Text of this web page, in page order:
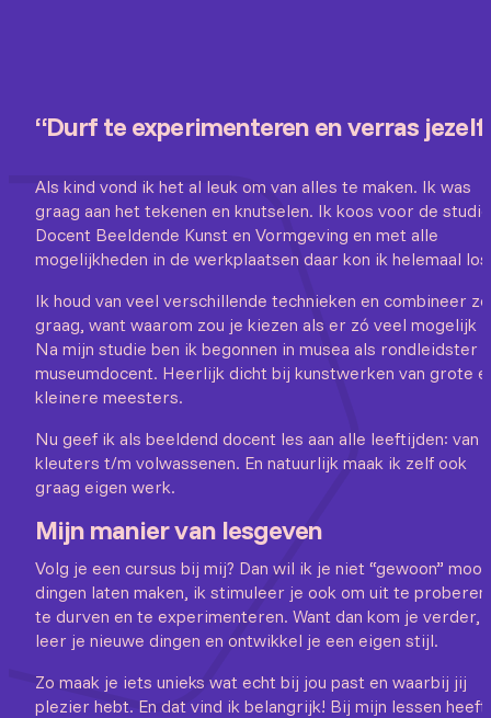
“Durf te experimenteren en verras
Als kind vond ik het al leuk om van alles te maken. Ik was
graag aan het tekenen en knutselen. Ik koos voor de studie
Docent Beeldende Kunst en Vormgeving en met alle
mogelijkheden in de werkplaatsen daar kon ik helemaal
Ik houd van veel verschillende technieken en combineer ze
graag, want waarom zou je kiezen als er zó veel mogelijk
Na mijn studie ben ik begonnen in musea als rondleidster
museumdocent. Heerlijk dicht bij kunstwerken van grote
kleinere meesters.
Nu geef ik als beeldend docent les aan alle leeftijden: van
kleuters t/m volwassenen. En natuurlijk maak ik zelf ook
graag eigen werk.
Mijn manier van lesgeven
Volg je een cursus bij mij? Dan wil ik je niet “gewoon”
dingen laten maken, ik stimuleer je ook om uit te proberen,
te durven en te experimenteren. Want dan kom je verder,
leer je nieuwe dingen en ontwikkel je een eigen stijl.
Zo maak je iets unieks wat echt bij jou past en waarbij jij
plezier hebt. En dat vind ik belangrijk! Bij mijn lessen heeft